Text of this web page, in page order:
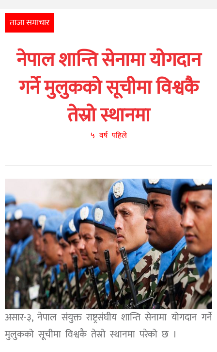
आर्थिक
नेपाली
युनिकोड
ताजा समाचार
नेपाल शान्ति सेनामा योगदान
गर्ने मुलुकको सूचीमा विश्वकै
तेस्रो स्थानमा
५ वर्ष पहिले
असार-३, नेपाल संयुक्त राष्ट्रसंघीय शान्ति सेनामा योगदान गर्ने
मुलुकको सूचीमा विश्वकै तेस्रो स्थानमा परेको छ ।